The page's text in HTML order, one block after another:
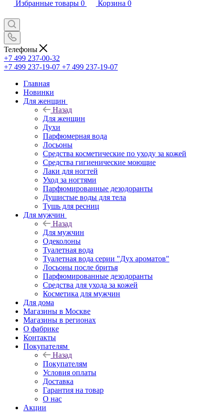
Избранные товары 0 Корзина 0
Телефоны
+7 499 237-00-32
+7 499 237-19-07 +7 499 237-19-07
Главная
Новинки
Для женщин
Назад
Для женщин
Духи
Парфюмерная вода
Лосьоны
Средства косметические по уходу за кожей
Средства гигиенические моющие
Лаки для ногтей
Уход за ногтями
Парфюмированные дезодоранты
Душистые воды для тела
Тушь для ресниц
Для мужчин
Назад
Для мужчин
Одеколоны
Туалетная вода
Туалетная вода серии "Дух ароматов"
Лосьоны после бритья
Парфюмированные дезодоранты
Средства для ухода за кожей
Косметика для мужчин
Для дома
Магазины в Москве
Магазины в регионах
О фабрике
Контакты
Покупателям
Назад
Покупателям
Условия оплаты
Доставка
Гарантия на товар
О нас
Акции